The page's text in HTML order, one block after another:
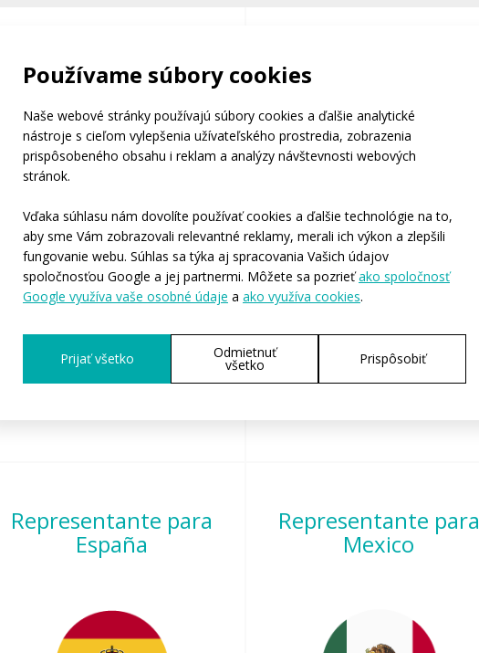
Používame súbory cookies
Naše webové stránky používajú súbory cookies a ďalšie analytické
nástroje s cieľom vylepšenia užívateľského prostredia, zobrazenia
prispôsobeného obsahu i reklam a analýzy návštevnosti webových
stránok.
Vďaka súhlasu nám dovolíte používať cookies a ďalšie technológie na to,
aby sme Vám zobrazovali relevantné reklamy, merali ich výkon a zlepšili
fungovanie webu. Súhlas sa týka aj spracovania Vašich údajov
spoločnosťou Google a jej partnermi. Môžete sa pozrieťako spoločnosť
Google využíva vaše osobné údaje a ako využíva cookies.
Prijať všetko Odmietnuť
všetko Prispôsobiť
Representative for
Great Britain
Jana Sikorova
Représentant
commercial France
Michaela Gibaru
+33 6 43 38 92 55
Representante para
España
Representante para
Mexico